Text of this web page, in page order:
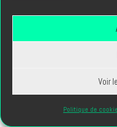
Voir
Politique de
:
: efficacité
Ces métriques orientent